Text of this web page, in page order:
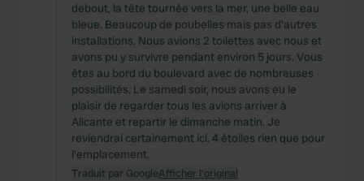
debout, la tête tournée vers la mer, une belle eau
bleue. Beaucoup de poubelles mais pas d'autres
installations. Nous avions 2 toilettes avec nous et
avons pu y survivre pendant environ 5 jours. Vous
êtes au bord du boulevard avec de nombreuses
possibilités. Le samedi soir, nous avons eu le
plaisir de regarder tous les avions arriver à
Alicante et repartir le dimanche matin. Je
reviendrai certainement ici. 4 étoiles rien que pour
l'emplacement.
Traduit par GoogleAfficher l'original